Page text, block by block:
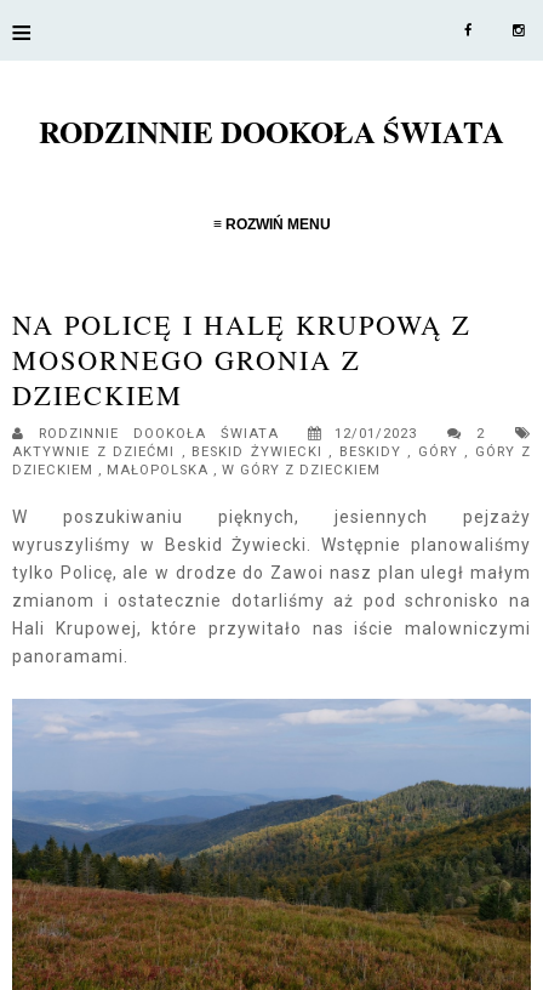
≡
RODZINNIE DOOKOŁA ŚWIATA
≡ ROZWIŃ MENU
NA POLICĘ I HALĘ KRUPOWĄ Z
MOSORNEGO GRONIA Z
DZIECKIEM
RODZINNIE DOOKOŁA ŚWIATA 12/01/2023
2
AKTYWNIE Z DZIEĆMI
, BESKID ŻYWIECKI , BESKIDY , GÓRY ,
GÓRY Z
DZIECKIEM , MAŁOPOLSKA , W GÓRY Z DZIECKIEM
W poszukiwaniu pięknych, jesiennych pejzaży
wyruszyliśmy w Beskid Żywiecki. Wstępnie planowaliśmy
tylko Policę, ale w drodze do Zawoi nasz plan uległ małym
zmianom i ostatecznie dotarliśmy aż pod schronisko na
Hali Krupowej, które przywitało nas iście malowniczymi
panoramami.